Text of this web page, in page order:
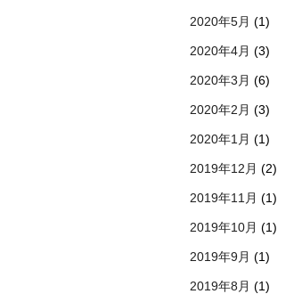
2020年5月 (1)
2020年4月 (3)
2020年3月 (6)
2020年2月 (3)
2020年1月 (1)
2019年12月 (2)
2019年11月 (1)
2019年10月 (1)
2019年9月 (1)
2019年8月 (1)